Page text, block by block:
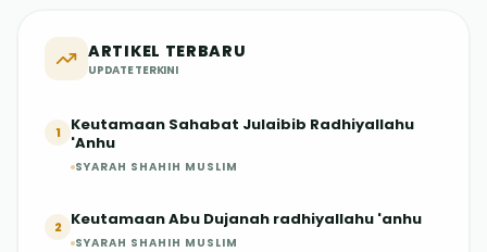
ARTIKEL TERBARU
UPDATE TERKINI
1
Keutamaan Sahabat Julaibib Radhiyallahu
'Anhu
SYARAH SHAHIH MUSLIM
2 Keutamaan Abu Dujanah radhiyallahu 'anhu
SYARAH SHAHIH MUSLIM